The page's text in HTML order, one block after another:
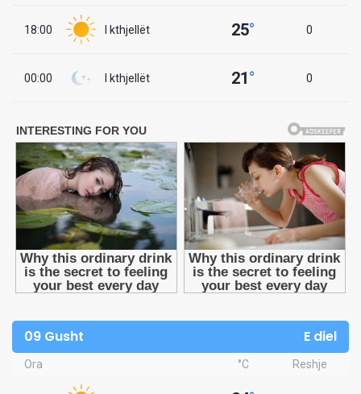
18:00 I kthjellët 25° 0
00:00 I kthjellët 21° 0
09 Gusht E diel
Ora °C Reshje